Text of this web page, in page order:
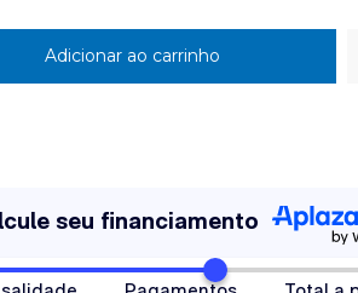
Adicionar ao carrinho